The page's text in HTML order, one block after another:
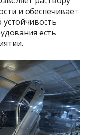
и обеспечивает
есть